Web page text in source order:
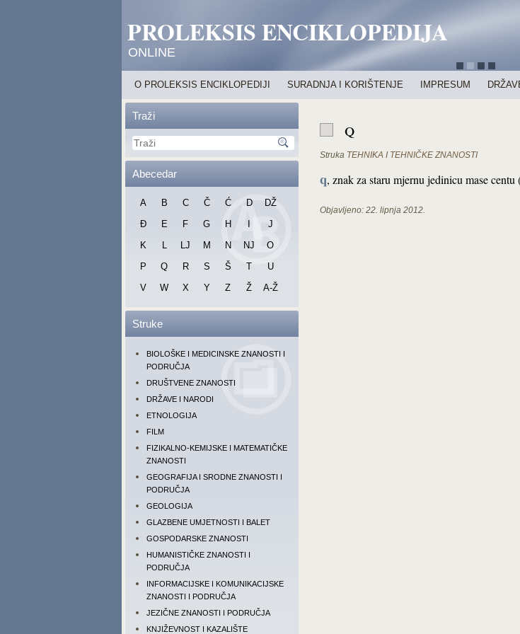
PROLEKSIS ENCIKLOPEDIJA
ONLINE
O PROLEKSIS ENCIKLOPEDIJI SURADNJA I KORIŠTENJE IMPRESUM
Traži
Abecedar
A B C Č Ć D
DŽ
Đ
E F G H
J
K
L LJ M N NJ
O
P
Q R S Š T
U
V
W X Y Z Ž A-Ž
Struke
BIOLOŠKE I MEDICINSKE ZNANOSTI I
PODRUČJA
DRUŠTVENE ZNANOSTI
DRŽAVE I NARODI
ETNOLOGIJA
FILM
FIZIKALNO-KEMIJSKE I MATEMATIČKE
ZNANOSTI
GEOGRAFIJA I SRODNE ZNANOSTI I
PODRUČJA
GEOLOGIJA
GLAZBENE UMJETNOSTI I BALET
GOSPODARSKE ZNANOSTI
HUMANISTIČKE ZNANOSTI I
PODRUČJA
INFORMACIJSKE I KOMUNIKACIJSKE
ZNANOSTI I PODRUČJA
JEZIČNE ZNANOSTI I PODRUČJA
KNJIŽEVNOST I KAZALIŠTE
q
Struka TEHNIKA I TEHNIČKE ZNANOSTI
q, znak za staru mjernu jedinicu mase
Objavljeno: 22. lipnja 2012.